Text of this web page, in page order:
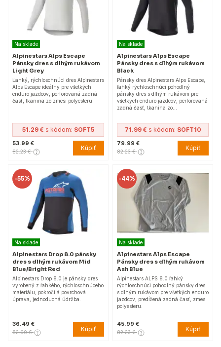
Na sklade
Alpinestars Alps Escape
Pánsky dres s dlhým rukávom
Light Grey
Ľahký, rýchloschnúci dres Alpinestars
Alps Escape ideálny pre všetkých
enduro jazdcov, perforovaná zadná
časť, tkanina zo zmesi polyesteru.
51.29 € s kódom: SOFT5
53.99 €
82.23 € Kúpiť
Na sklade
Alpinestars Alps Escape
Pánsky dres s dlhým rukávom
Black
Pánsky dres Alpinestars Alps Escape,
ľahký rýchloschnúci pohodlný
pánsky dres s dlhým rukávom pre
všetkých enduro jazdcov, perforovaná
zadná časť, tkanina zo…
71.99 € s kódom: SOFT10
79.99 €
82.23 € Kúpiť
-55%
Na sklade
Alpinestars Drop 8.0 pánsky
dres s dlhým rukávom Mid
Blue/Bright Red
Alpinestars Drop 8.0 je pánsky dres
vyrobený z ľahkého, rýchloschnúceho
materiálu, pokročilá povrchová
úprava, jednoduchá údržba.
36.49 €
82.60 € Kúpiť
-44%
Na sklade
Alpinestars Alps Escape
Pánsky dres s dlhým rukávom
Ash Blue
Alpinestars ALPS 8.0 ľahký
rýchloschnúci pohodlný pánsky dres
s dlhým rukávom pre všetkých enduro
jazdcov, predĺžená zadná časť, zmes
polyesteru.
45.99 €
82.23 € Kúpiť